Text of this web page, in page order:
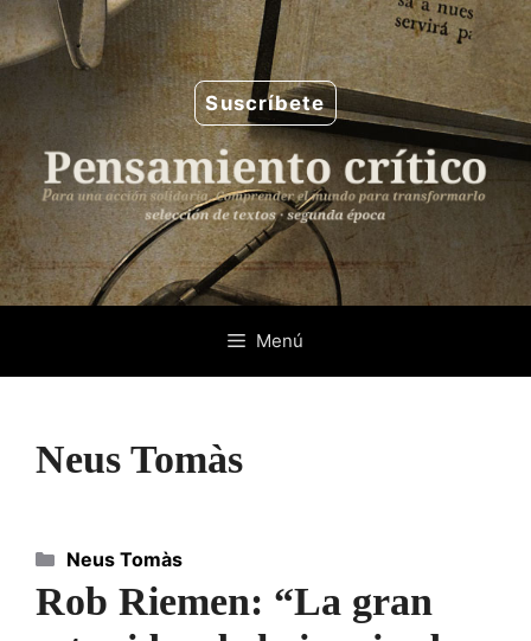
Saltar
al
contenido
Suscríbete
Menú
Neus Tomàs
Rob Riemen: “La gran
Categorías
Neus Tomàs